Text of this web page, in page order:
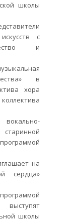
школы
с
и
в
хора
на
сердца»
школы